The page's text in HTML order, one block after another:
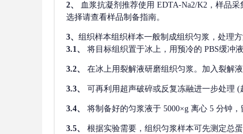
2、 血浆抗凝剂推荐使用 EDTA-Na2/K2，样品采
选择请查看样品制备指南。
3、 组织样本组织样本一般制成组织匀浆，处理方
3.1、
将目标组织置于冰上，用预冷的 PBS缓冲
3.2、 在冰上用裂解液研磨组织匀浆。加入裂解
3.3、 可再利用超声破碎或反复冻融进一步处理 (
3.4、 将制备好的匀浆液于 5000×g 离心 5 分钟
3.5、 根据实验需要，组织匀浆样本可先测定总